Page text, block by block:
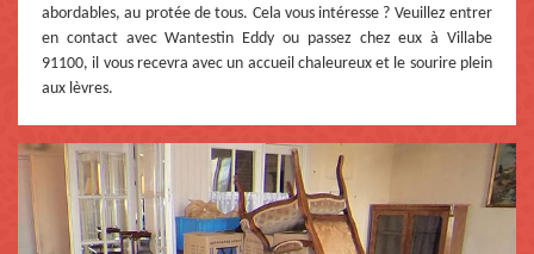
abordables, au protée de tous. Cela vous intéresse ? Veuillez entrer
en contact avec Wantestin Eddy ou passez chez eux à Villabe
91100, il vous recevra avec un accueil chaleureux et le sourire plein
aux lèvres.